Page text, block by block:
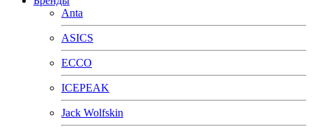
Anta
ASICS
ECCO
ICEPEAK
Jack Wolfskin